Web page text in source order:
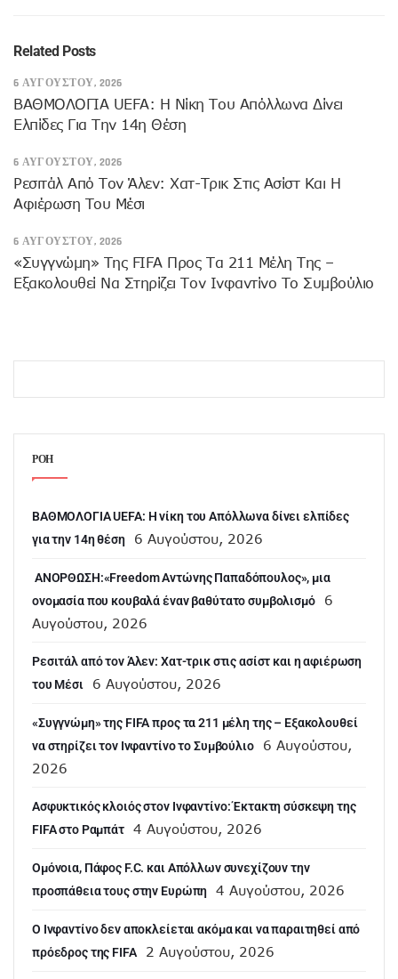
Related Posts
6 ΑΥΓΟΎΣΤΟΥ, 2026
ΒΑΘΜΟΛΟΓΙΑ UEFA: Η Νίκη Του Απόλλωνα Δίνει
Ελπίδες Για Την 14η Θέση
6 ΑΥΓΟΎΣΤΟΥ, 2026
Ρεσιτάλ Από Τον Άλεν: Χατ-Τρικ Στις Ασίστ Και Η
Αφιέρωση Του Μέσι
6 ΑΥΓΟΎΣΤΟΥ, 2026
«Συγγνώμη» Της FIFA Προς Τα 211 Μέλη Της –
Εξακολουθεί Να Στηρίζει Τον Ινφαντίνο Το Συμβούλιο
ΡΟΗ
ΒΑΘΜΟΛΟΓΙΑ UEFA: Η νίκη του Απόλλωνα δίνει ελπίδες
για την 14η θέση
6 Αυγούστου, 2026
ANOΡΘΩΣΗ:«Freedom Αντώνης Παπαδόπουλος», μια
ονομασία που κουβαλά έναν βαθύτατο συμβολισμό
6
Αυγούστου, 2026
Ρεσιτάλ από τον Άλεν: Χατ-τρικ στις ασίστ και η αφιέρωση
του Μέσι
6 Αυγούστου, 2026
«Συγγνώμη» της FIFA προς τα 211 μέλη της – Εξακολουθεί
να στηρίζει τον Ινφαντίνο το Συμβούλιο
6 Αυγούστου,
2026
Ασφυκτικός κλοιός στον Ινφαντίνο: Έκτακτη σύσκεψη της
FIFA στο Ραμπάτ
4 Αυγούστου, 2026
Ομόνοια, Πάφος F.C. και Απόλλων συνεχίζουν την
προσπάθεια τους στην Ευρώπη
4 Αυγούστου, 2026
Ο Ινφαντίνο δεν αποκλείεται ακόμα και να παραιτηθεί από
πρόεδρος της FIFA
2 Αυγούστου, 2026